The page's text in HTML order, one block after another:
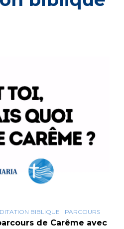
BIBLIQUE PARCOURS
de Carême avec